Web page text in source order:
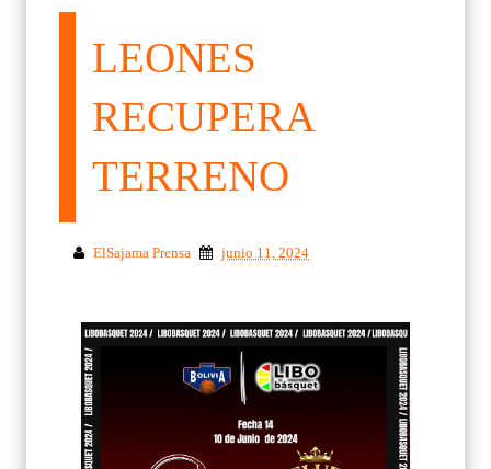
LEONES
RECUPERA
TERRENO
ElSajama Prensa junio 11, 2024